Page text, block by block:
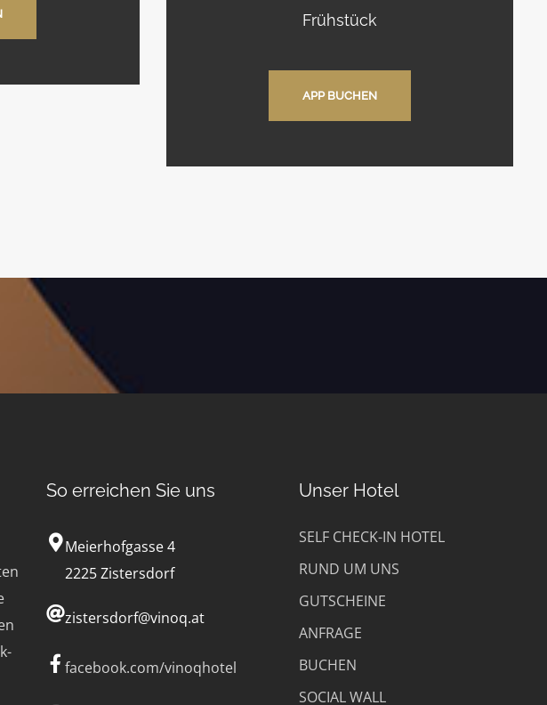
Frühstück
APP BUCHEN
So erreichen Sie uns
Meierhofgasse 4
2225 Zistersdorf
zistersdorf@vinoq.at
facebook.com/vinoqhotel
Unser Hotel
SELF CHECK-IN HOTEL
RUND UM UNS
GUTSCHEINE
ANFRAGE
BUCHEN
SOCIAL WALL